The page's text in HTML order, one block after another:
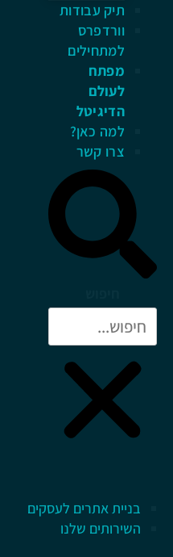
תיק עבודות
וורדפרס
למתחילים
מפתח
לעולם
הדיגיטל
למה כאן?
צרו קשר
בניית אתרים לעסקים
השירותים שלנו